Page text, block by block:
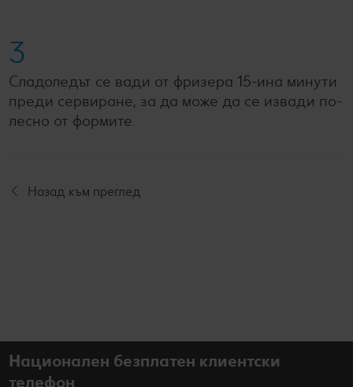
3
Сладоледът се вади от фризера 15-ина минути
преди сервиране, за да може да се извади по-
лесно от формите.
Назад към преглед
Национален безплатен клиентски
телефон